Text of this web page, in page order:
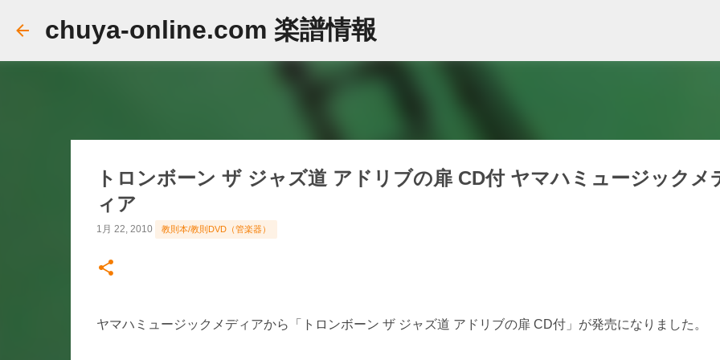
chuya-online.com 楽譜情報
トロンボーン ザ ジャズ道 アドリブの扉 CD付 ヤマハミュージックメ
ィア
1月 22, 2010 教則本/教則DVD（管楽器）
ヤマハミュージックメディアから「トロンボーン ザ ジャズ道 アドリブの扉 CD付」が発売になりました。